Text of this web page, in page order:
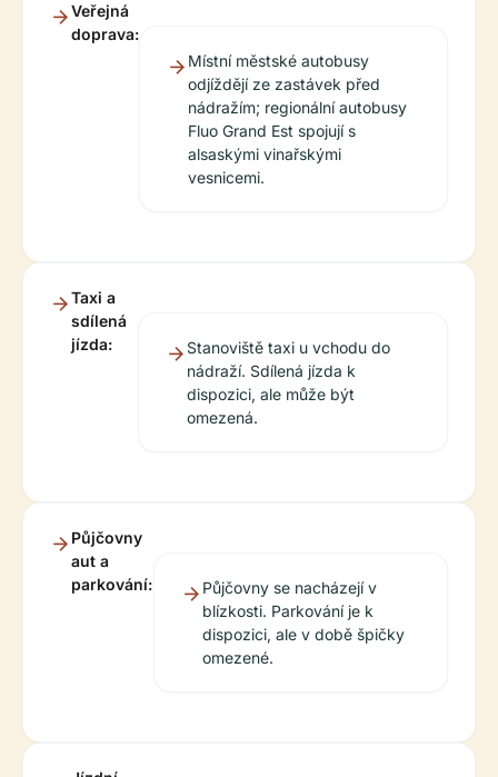
Veřejná
doprava:
Místní městské autobusy
odjíždějí ze zastávek před
nádražím; regionální autobusy
Fluo Grand Est spojují s
alsaskými vinařskými
vesnicemi.
Taxi a
sdílená
jízda:
Stanoviště taxi u vchodu do
nádraží. Sdílená jízda k
dispozici, ale může být
omezená.
Půjčovny
aut a
parkování:
Půjčovny se nacházejí v
blízkosti. Parkování je k
dispozici, ale v době špičky
omezené.